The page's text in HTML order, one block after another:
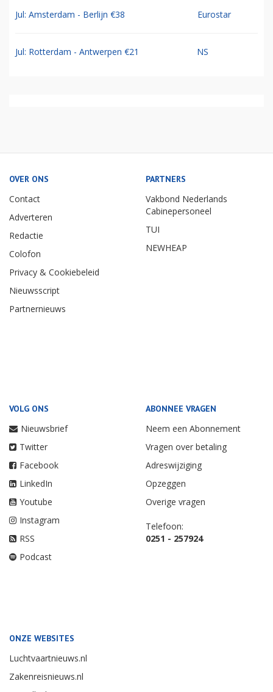
Jul: Amsterdam - Berlijn €38 Eurostar
Jul: Rotterdam - Antwerpen €21 NS
OVER ONS
Contact
Adverteren
Redactie
Colofon
Privacy & Cookiebeleid
Nieuwsscript
Partnernieuws
PARTNERS
Vakbond Nederlands
Cabinepersoneel
TUI
NEWHEAP
VOLG ONS
Nieuwsbrief
Twitter
Facebook
LinkedIn
Youtube
Instagram
RSS
Podcast
ABONNEE VRAGEN
Neem een Abonnement
Vragen over betaling
Adreswijziging
Opzeggen
Overige vragen
Telefoon:
0251 - 257924
ONZE WEBSITES
Luchtvaartnieuws.nl
Zakenreisnieuws.nl